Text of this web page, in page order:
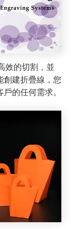
效的切割，並
創建折疊線，您
的任何需求。